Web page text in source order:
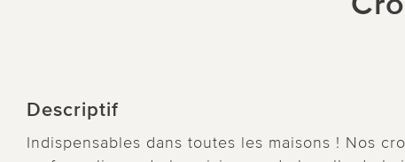
Descriptif
Indispensables dans toutes les maisons ! Nos